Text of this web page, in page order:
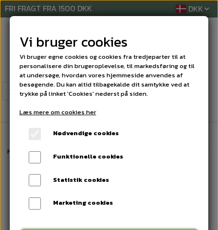
FRI FRAGT FRA 1500 DKK
Forside PERSONLIG PLEJE PRODUKTER
Vi bruger cookies
Vi bruger egne cookies og cookies fra tredjeparter til at
personalisere din brugeroplevelse, til markedsføring og til
at undersøge, hvordan vores hjemmeside anvendes af
besøgende. Du kan altid tilbagekalde dit samtykke ved at
trykke på linket 'Cookies' nederst på siden.
Læs mere om cookies her
Nødvendige cookies
Funktionelle cookies
Statistik cookies
Marketing cookies